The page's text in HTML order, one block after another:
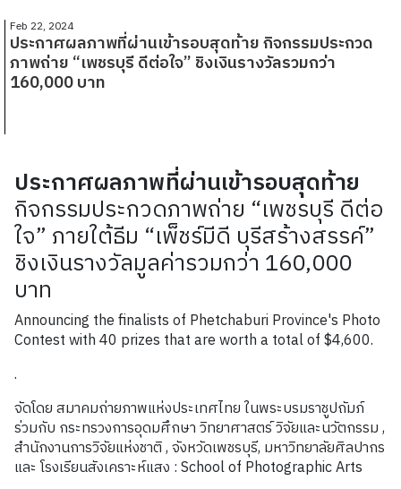
Feb 22, 2024
ประกาศผลภาพที่ผ่านเข้ารอบสุดท้าย กิจกรรมประกวด
ภาพถ่าย “เพชรบุรี ดีต่อใจ” ชิงเงินรางวัลรวมกว่า
160,000 บาท
ประกาศผลภาพที่ผ่านเข้ารอบสุดท้าย
กิจกรรมประกวดภาพถ่าย “เพชรบุรี ดีต่อ
ใจ” ภายใต้ธีม “เพ็ชร์มีดี บุรีสร้างสรรค์”
ชิงเงินรางวัลมูลค่ารวมกว่า 160,000
บาท
Announcing the finalists of Phetchaburi Province's Photo
Contest with 40 prizes that are worth a total of $4,600.
.
จัดโดย สมาคมถ่ายภาพแห่งประเทศไทย ในพระบรมราชูปถัมภ์
ร่วมกับ กระทรวงการอุดมศึกษา วิทยาศาสตร์ วิจัยและนวัตกรรม ,
สำนักงานการวิจัยแห่งชาติ , จังหวัดเพชรบุรี, มหาวิทยาลัยศิลปากร
และ โรงเรียนสังเคราะห์แสง : School of Photographic Arts